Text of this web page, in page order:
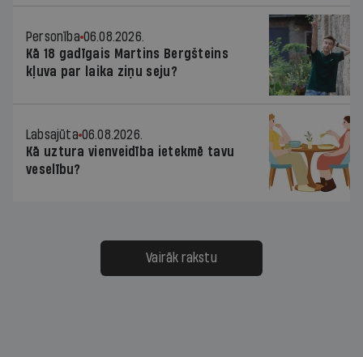
Personība 06.08.2026.
Kā 18 gadīgais Martins Bergšteins
kļuva par laika ziņu seju?
Labsajūta 06.08.2026.
Kā uztura vienveidība ietekmē tavu
veselību?
Vairāk rakstu